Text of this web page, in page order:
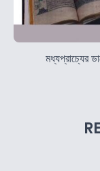
মধ্যপ্রাচ্যের